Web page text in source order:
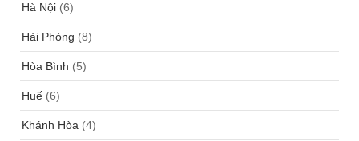
Hà Nội (6)
Hải Phòng (8)
Hòa Bình (5)
Huế (6)
Khánh Hòa (4)